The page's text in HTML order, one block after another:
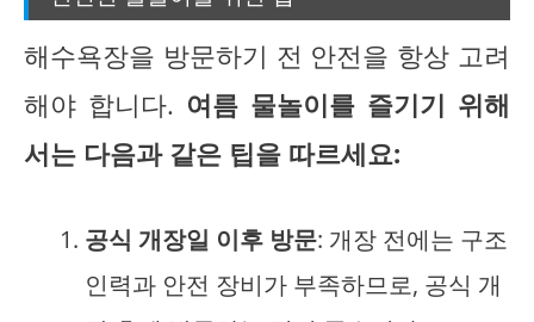
해수욕장을 방문하기 전 안전을 항상 고려
해야 합니다. 여름 물놀이를 즐기기 위해
서는 다음과 같은 팁을 따르세요:
공식 개장일 이후 방문: 개장 전에는 구조
인력과 안전 장비가 부족하므로, 공식 개